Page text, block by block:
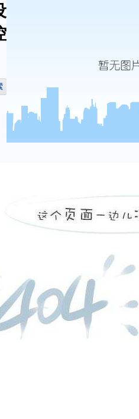
开展建筑工地和
安全生产专项检